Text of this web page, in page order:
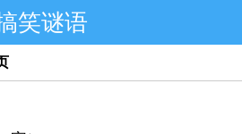
笑谜语